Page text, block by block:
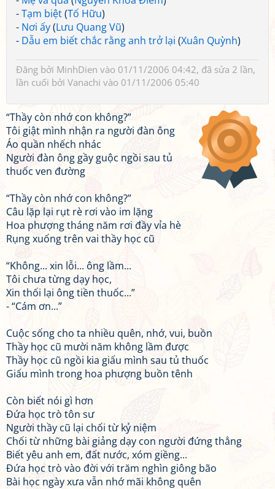
-Tạm biệt(Tố Hữu)
- Nơi ấy(Lưu Quang Vũ)
- Dẫu em biết chắc rằng anh trở lại (Xuân Quỳnh)
Đăng bởi MinhDien vào 01/11/2006 04:42, đã sửa 2 lần,
lần cuối bởi Vanachi vào 01/11/2006 05:40
“Thầy còn nhớ con không?”
Tôi giật mình nhận ra người đàn ông
Áo quần nhếch nhác
Người đàn ông gầy guộc ngồi sau tủ
thuốc ven đường
“Thầy còn nhớ con không?”
Câu lặp lại rụt rè rơi vào im lặng
Hoa phượng tháng năm rơi đầy vỉa hè
Rụng xuống trên vai thầy học cũ
“Không... xin lỗi... ông lầm...
Tôi chưa từng dạy học,
Xin thối lại ông tiền thuốc...”
- “Cám ơn...”
Cuộc sống cho ta nhiều quên, nhớ, vui, buồn
Thầy học cũ mười năm không lầm được
Thầy học cũ ngồi kia giấu mình sau tủ thuốc
Giấu mình trong hoa phượng buồn tênh
Còn biết nói gì hơn
Đứa học trò tôn sư
Người thầy cũ lại chối từ kỷ niệm
Chối từ những bài giảng dạy con người đứng thẳng
Biết yêu anh em, đất nước, xóm giềng...
Đứa học trò vào đời với trăm nghìn giông bão
Bài học ngày xưa vẫn nhớ mãi không quên